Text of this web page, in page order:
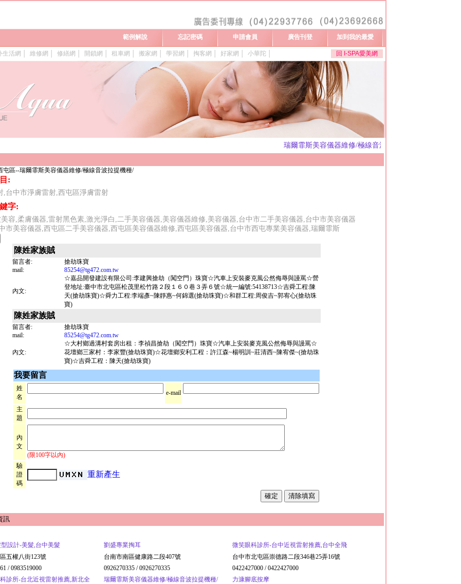
範例解說 忘記密碼 申請會員 廣告刊登 加到我的最愛
生活網 維修網 修繕網 開鎖網 租車網 搬家網 學習網 掏客網 好家網 小華陀 回 I-SPA愛美網
瑞爾霏斯美容儀器維修/極線音波拉提機種/歡迎來電洽詢
屯區--瑞爾霏斯美容儀器維修/極線音波拉提機種/
:
,台中市淨膚雷射,西屯區淨膚雷射
字:
容,柔膚儀器,雷射黑色素,激光淨白,二手美容儀器,美容儀器維修,美容儀器,台中市二手美容儀器,台中市美容儀器
市美容儀器,西屯區二手美容儀器,西屯區美容儀器維修,西屯區美容儀器,台中市西屯專業美容儀器,瑞爾霏斯
陳姓家族賊
留言者:
搶劫珠寶
mail:
85254@tg472.com.tw
內文:
☆嘉品開發建設有限公司:李建興搶劫（闖空門）珠寶☆汽車上安裝麥克風公然侮辱與謾罵☆營
登地址:臺中市北屯區松茂里松竹路２段１６０巷３弄６號☆統一編號:54138713☆吉舜工程:陳
天(搶劫珠寶)☆舜力工程:李端彥~陳靜惠~何錦選(搶劫珠寶)☆和群工程:周俊吉~郭宥心(搶劫珠
寶)
陳姓家族賊
留言者:
搶劫珠寶
mail:
85254@tg472.com.tw
內文:
☆大村鄉過溝村套房出租：李禎昌搶劫（闖空門）珠寶☆汽車上安裝麥克風公然侮辱與謾罵☆
花壇鄉三家村：李家豐(搶劫珠寶)☆花壇鄉安利工程：許江森~楊明訓~莊清西~陳宥傑~(搶劫珠
寶)☆吉舜工程：陳天(搶劫珠寶)
我要留言
姓
名
e-mail
主
題
內
文
(限100字以內)
驗
證
碼
重新產生
訊
型設計-美髮,台中美髮
五權八街123號
/ 0983519000
劉盛專業掏耳
台南市南區健康路二段407號
0926270335 / 0926270335
微笑眼科診所-台中近視雷射推薦,台中全飛
台中市北屯區崇德路二段346巷25弄16號
0422427000 / 0422427000
診所-台北近視雷射推薦,新北全
瑞爾霏斯美容儀器維修/極線音波拉提機種/
力漮腳底按摩